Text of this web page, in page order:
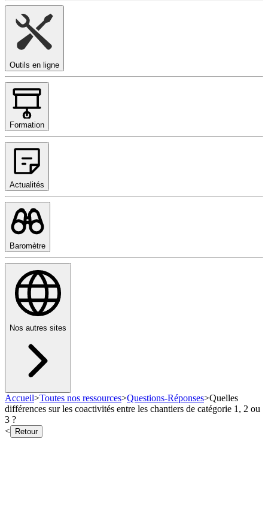
Outils en ligne
Formation
Actualités
Baromètre
Nos autres sites
Accueil>Toutes nos ressources>Questions-Réponses>Quelles
différences sur les coactivités entre les chantiers de catégorie 1, 2 ou
3 ?
<
Retour